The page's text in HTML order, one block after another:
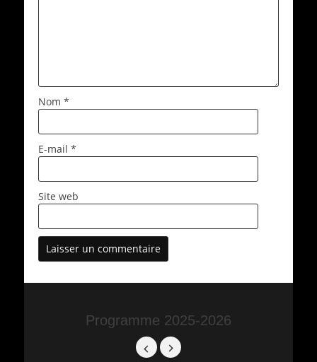
Nom *
E-mail *
Site web
Programme 2025-2026